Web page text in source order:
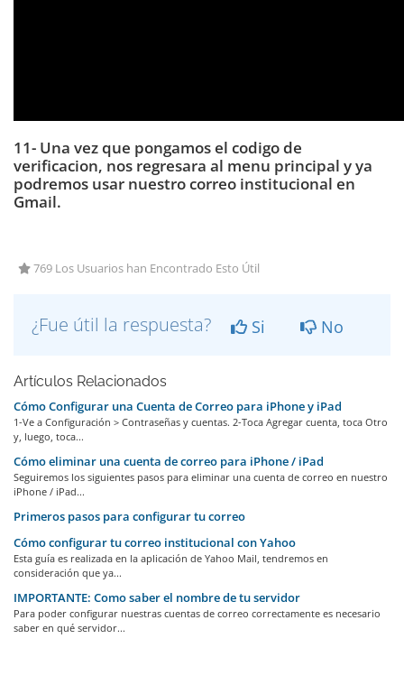
11- Una vez que pongamos el codigo de
verificacion, nos regresara al menu principal y ya
podremos usar nuestro correo institucional en
Gmail.
769 Los Usuarios han Encontrado Esto Útil
¿Fue útil la respuesta? Si No
Artículos Relacionados
Cómo Configurar una Cuenta de Correo para iPhone y iPad
1-Ve a Configuración > Contraseñas y cuentas. 2-Toca Agregar cuenta, toca Otro
y, luego, toca...
Cómo eliminar una cuenta de correo para iPhone / iPad
Seguiremos los siguientes pasos para eliminar una cuenta de correo en nuestro
iPhone / iPad...
Primeros pasos para configurar tu correo
Cómo configurar tu correo institucional con Yahoo
Esta guía es realizada en la aplicación de Yahoo Mail, tendremos en
consideración que ya...
IMPORTANTE: Como saber el nombre de tu servidor
Para poder configurar nuestras cuentas de correo correctamente es necesario
saber en qué servidor...